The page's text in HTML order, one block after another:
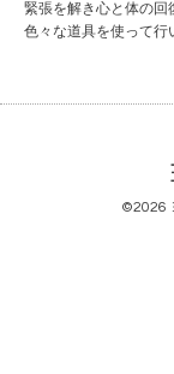
緊張を解き心と体の回
色々な道具を使って行
©2026